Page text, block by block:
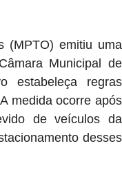
(MPTO) emitiu uma
Municipal de
estabeleça regras
medida ocorre após
de veículos da
desses